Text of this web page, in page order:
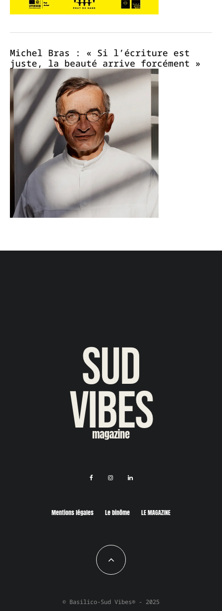
Michel Bras : « Si l’écriture est
juste, la beauté arrive forcément »
Mentions légales Le binôme LE MAGAZINE
© Basilico-Sud Vibes® - 2025